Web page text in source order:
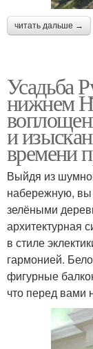
читать дальше →
Усадьба
нижнем
и
времени
Выйдя из
набережную, вы
зелёными
архитектурная
в стиле
гармонией.
фигурные
что перед вами